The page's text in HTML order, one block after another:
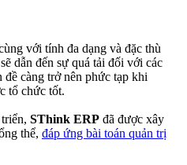
với tính đa dạng và đặc thù
dẫn đến sự quá tải đối với các
càng trở nên phức tạp khi
tổ chức tốt.
SThink ERP đã được xây
thể, đáp ứng bài toán quản trị